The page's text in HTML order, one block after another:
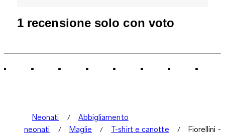
1 recensione solo con voto
Neonati
Abbigliamento
neonati
Maglie T-shirt e canotte
Fiorellini -